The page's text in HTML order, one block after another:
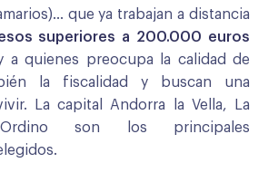
que ya trabajan a distancia
superiores a 200.000 euros
a quienes preocupa la calidad de
la fiscalidad y buscan una
La capital Andorra la Vella, La
son los principales